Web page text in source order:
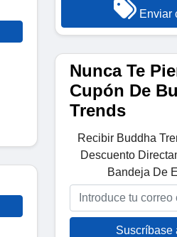
Enviar
Nunca Te
Cupón De
Trends
Recibir Buddha
Descuento
Bandeja De
Suscríbase